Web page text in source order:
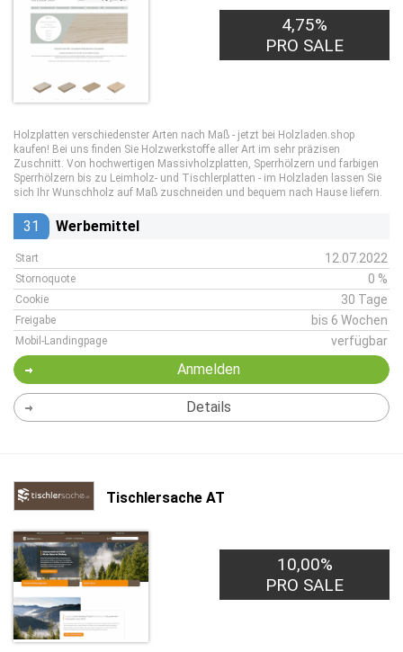
4,75%
PRO SALE
Holzplatten verschiedenster Arten nach Maß - jetzt bei Holzladen.shop
kaufen! Bei uns finden Sie Holzwerkstoffe aller Art im sehr präzisen
Zuschnitt. Von hochwertigen Massivholzplatten, Sperrhölzern und farbigen
Sperrhölzern bis zu Leimholz- und Tischlerplatten - im Holzladen lassen Sie
sich Ihr Wunschholz auf Maß zuschneiden und bequem nach Hause liefern.
31 Werbemittel
Start 12.07.2022
Stornoquote 0 %
Cookie 30 Tage
Freigabe bis 6 Wochen
Mobil-Landingpage verfügbar
Anmelden
Details
Tischlersache AT
10,00%
PRO SALE